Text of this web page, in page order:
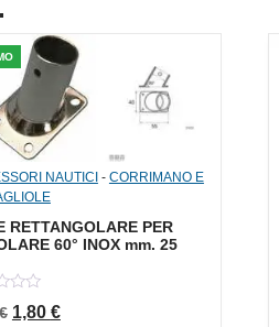
NAUTICI - CORRIMANO E
RETTANGOLARE PER
60° INOX mm. 25
Il prezzo originale era: 3,60 €.
1,80 €Il prezzo attuale è: 1,80 €.